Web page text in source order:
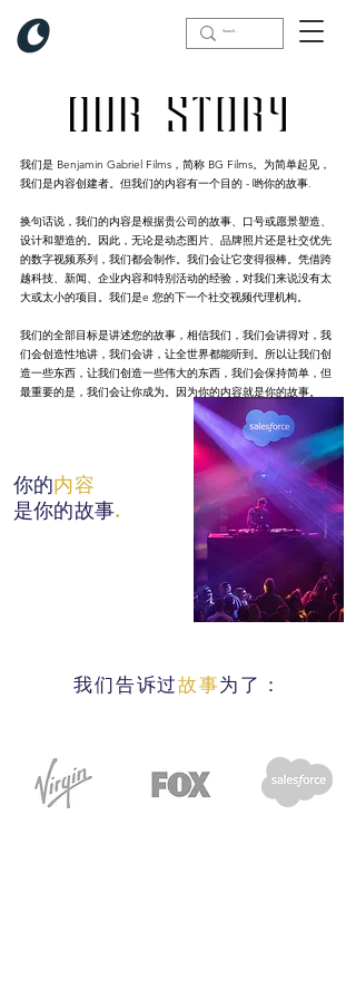
我们是谁
我们是 Benjamin Gabriel Films，简称 BG Films。为简单起见，
我们是内容创建者。但我们的内容有一个目的 - 哟你的故事.
换句话说，我们的内容是根据贵公司的故事、口号或愿景塑造、
设计和塑造的。因此，无论是动态图片、品牌照片还是社交优先
的数字视频系列，我们都会制作。我们会让它变得很棒。凭借跨
越科技、新闻、企业内容和特别活动的经验，对我们来说没有太
大或太小的项目。我们是e 您的下一个社交视频代理机构。
我们的全部目标是讲述您的故事，相信我们，我们会讲得对，我
们会创造性地讲，我们会讲，让全世界都能听到。所以让我们创
造一些东西，让我们创造一些伟大的东西，我们会保持简单，但
最重要的是，我们会让你成为。因为你的内容就是你的故事。
你的内容
是你的故事.
我们告诉过故事为了：